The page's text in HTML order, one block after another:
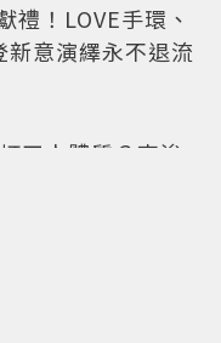
禮！LOVE手環、
意演繹永不退流
工人體質？李浚